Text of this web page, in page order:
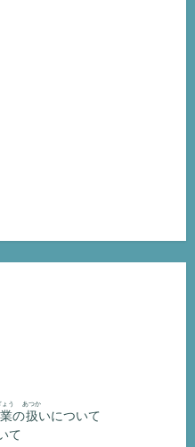
ょう
の扱
あつか
いについて
て